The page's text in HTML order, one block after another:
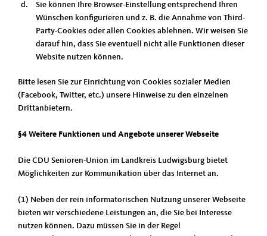
Sie können Ihre Browser-Einstellung entsprechend Ihren
Wünschen konfigurieren und z. B. die Annahme von Third-
Party-Cookies oder allen Cookies ablehnen. Wir weisen Sie
darauf hin, dass Sie eventuell nicht alle Funktionen dieser
Website nutzen können.
Bitte lesen Sie zur Einrichtung von Cookies sozialer Medien
(Facebook, Twitter, etc.) unsere Hinweise zu den einzelnen
Drittanbietern.
§4 Weitere Funktionen und Angebote unserer Webseite
Die CDU Senioren-Union im Landkreis Ludwigsburg bietet
Möglichkeiten zur Kommunikation über das Internet an.
(1) Neben der rein informatorischen Nutzung unserer Webseite
bieten wir verschiedene Leistungen an, die Sie bei Interesse
nutzen können. Dazu müssen Sie in der Regel